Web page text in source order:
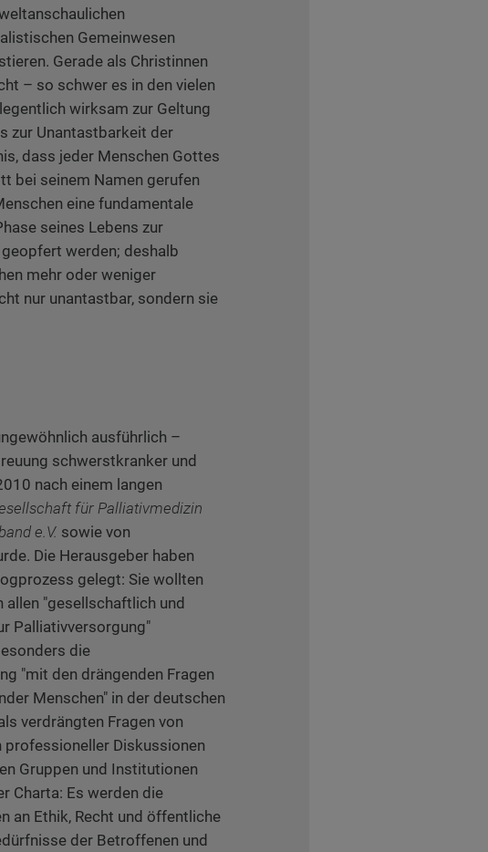
Gemeinwesen
Gerade als Christinnen
– so schwer es in den vielen
wirksam zur Geltung
zur Unantastbarkeit der
dass jeder Menschen Gottes
bei seinem Namen gerufen
eine fundamentale
seines Lebens zur
werden; deshalb
mehr oder weniger
nur unantastbar, sondern sie
ausführlich –
schwerstkranker und
nach einem langen
für Palliativmedizin
e.V. sowie von
Die Herausgeber haben
gelegt: Sie wollten
allen "gesellschaftlich und
Palliativversorgung"
die
"mit den drängenden Fragen
Menschen" in der deutschen
verdrängten Fragen von
professioneller Diskussionen
Gruppen und Institutionen
Charta: Es werden die
an Ethik, Recht und öffentliche
der Betroffenen und